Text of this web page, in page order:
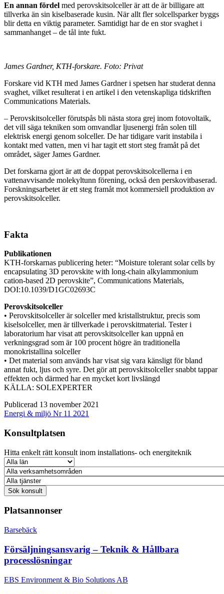
En annan fördel med perovskitsolceller är att de är billigare att
tillverka än sin kiselbaserade kusin. När allt fler solcellsparker byggs
blir detta en viktig parameter. Samtidigt har de en stor svaghet i
sammanhanget – de tål inte fukt.
James Gardner, KTH-forskare. Foto: Privat
Forskare vid KTH med James Gardner i spetsen har studerat denna
svaghet, vilket resulterat i en artikel i den vetenskapliga tidskriften
Communications Materials.
– Perovskitsolceller förutspås bli nästa stora grej inom fotovoltaik,
det vill säga tekniken som omvandlar ljusenergi från solen till
elektrisk energi genom solceller. De har tidigare varit instabila i
kontakt med vatten, men vi har tagit ett stort steg framåt på det
området, säger James Gardner.
Det forskarna gjort är att de doppat perovskitsolcellerna i en
vattenavvisande molekyltunn förening, också den perskovitbaserad.
Forskningsarbetet är ett steg framåt mot kommersiell produktion av
perovskitsolceller.
Fakta
Publikationen
KTH-forskarnas publicering heter: “Moisture tolerant solar cells by
encapsulating 3D perovskite with long-chain alkylammonium
cation-based 2D perovskite”, Communications Materials,
DOI:10.1039/D1GC02693C
Perovskitsolceller
• Perovskitsolceller är solceller med kristallstruktur, precis som
kiselsolceller, men är tillverkade i perovskitmaterial. Tester i
laboratorium har visat att perovskitsolceller kan uppnå en
verkningsgrad som är 100 procent högre än traditionella
monokristallina solceller
• Det material som används har visat sig vara känsligt för bland
annat fukt, ljus och syre. Det gör att perovskitsolceller snabbt tappar
effekten och därmed har en mycket kort livslängd
KÄLLA: SOLEXPERTER
Publicerad 13 november 2021
Energi & miljö Nr 11 2021
Konsultplatsen
Hitta enkelt rätt konsult inom installations- och energiteknik
Platsannonser
Barsebäck
Försäljningsansvarig – Teknik & Hållbara
processlösningar
EBS Environment & Bio Solutions AB